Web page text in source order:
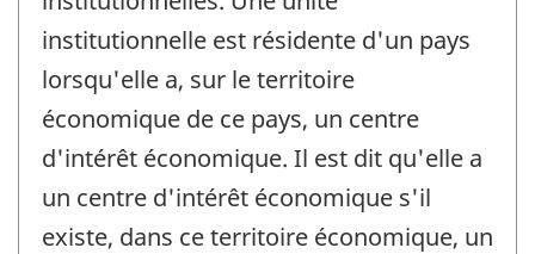
institutionnelle est résidente d'un pays
lorsqu'elle a, sur le territoire
économique de ce pays, un centre
d'intérêt économique. Il est dit qu'elle a
un centre d'intérêt économique s'il
existe, dans ce territoire économique, un